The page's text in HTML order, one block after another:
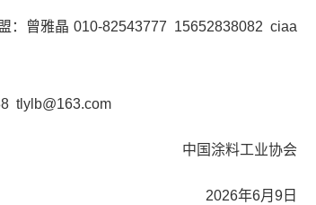
曾雅晶 010-82543777 15652838082 ciaa
tlylb@163.com
中国涂料工业协会
2026年6月9日